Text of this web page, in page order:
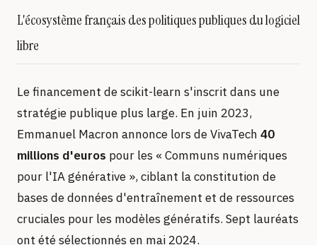
L'écosystème français des politiques publiques du logiciel
libre
Le financement de scikit-learn s'inscrit dans une
stratégie publique plus large. En juin 2023,
Emmanuel Macron annonce lors de VivaTech 40
millions d'euros pour les « Communs numériques
pour l'IA générative », ciblant la constitution de
bases de données d'entraînement et de ressources
cruciales pour les modèles génératifs. Sept lauréats
ont été sélectionnés en mai 2024.